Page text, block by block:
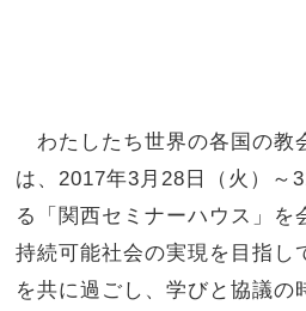
わたしたち世界の各国の教
は、2017年3月28日（火）～
る「関西セミナーハウス」を
持続可能社会の実現を目指し
を共に過ごし、学びと協議の